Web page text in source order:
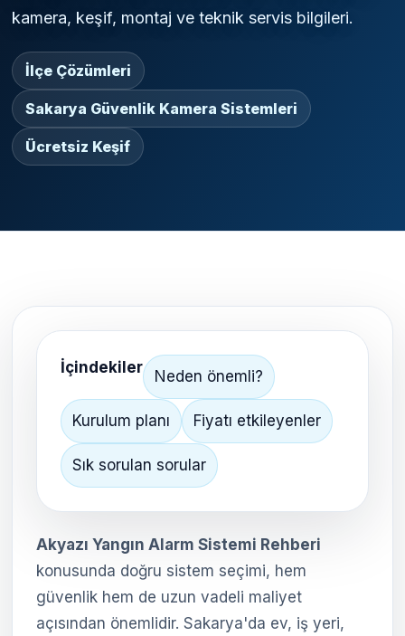
kamera, keşif, montaj ve teknik servis bilgileri.
İlçe Çözümleri
Sakarya Güvenlik Kamera Sistemleri
Ücretsiz Keşif
İçindekiler Neden önemli?
Kurulum planı Fiyatı etkileyenler
Sık sorulan sorular
Akyazı Yangın Alarm Sistemi Rehberi
konusunda doğru sistem seçimi, hem
güvenlik hem de uzun vadeli maliyet
açısından önemlidir. Sakarya'da ev, iş yeri,